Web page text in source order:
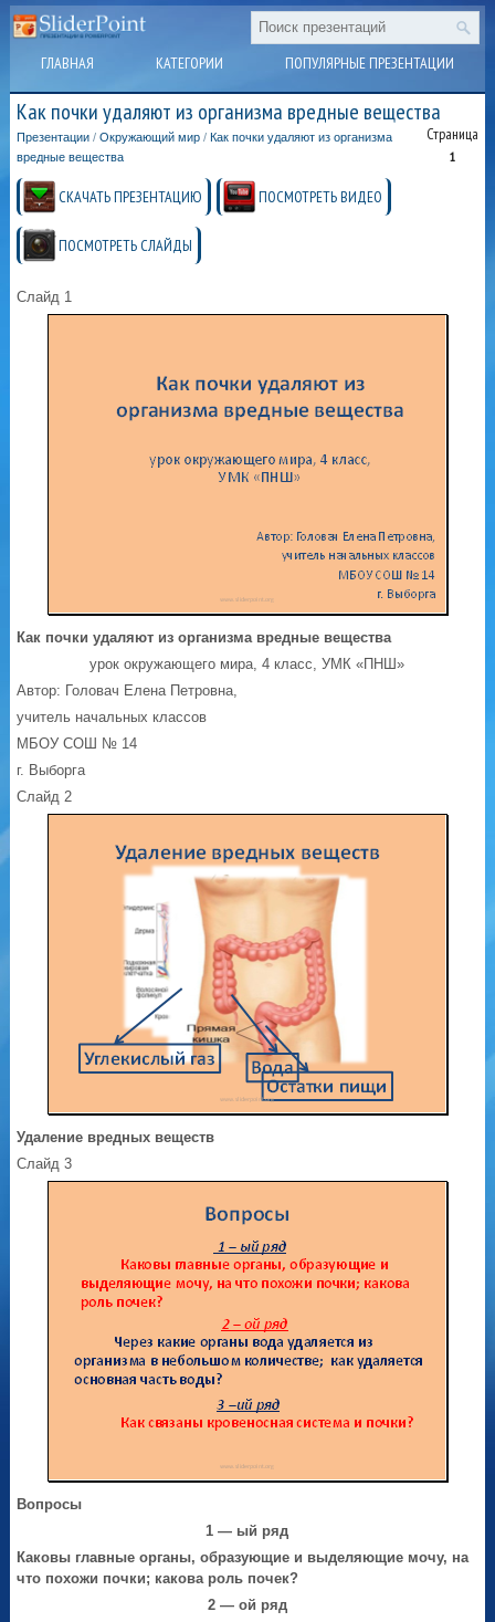
ГЛАВНАЯ КАТЕГОРИИ ПОПУЛЯРНЫЕ ПРЕЗЕНТАЦИИ
Как почки удаляют из организма вредные вещества
Страница
1
Презентации /Окружающий мир / Как почки удаляют из организма
вредные вещества
СКАЧАТЬ ПРЕЗЕНТАЦИЮ ПОСМОТРЕТЬ ВИДЕО
ПОСМОТРЕТЬ СЛАЙДЫ
Слайд 1
Как почки удаляют из организма вредные вещества
урок окружающего мира, 4 класс, УМК «ПНШ»
Автор: Головач Елена Петровна,
учитель начальных классов
МБОУ СОШ № 14
г. Выборга
Слайд 2
Удаление вредных веществ
Слайд 3
Вопросы
1 — ый ряд
Каковы главные органы, образующие и выделяющие мочу, на
что похожи почки; какова роль почек?
2 — ой ряд